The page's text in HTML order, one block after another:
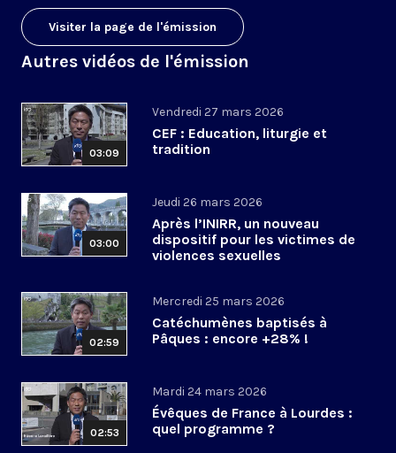
Visiter la page de l'émission
Autres vidéos de l'émission
03:09
Vendredi 27 mars 2026
CEF : Education, liturgie et
tradition
03:00
Jeudi 26 mars 2026
Après l’INIRR, un nouveau
dispositif pour les victimes de
violences sexuelles
02:59
Mercredi 25 mars 2026
Catéchumènes baptisés à
Pâques : encore +28% !
02:53
Mardi 24 mars 2026
Évêques de France à Lourdes :
quel programme ?